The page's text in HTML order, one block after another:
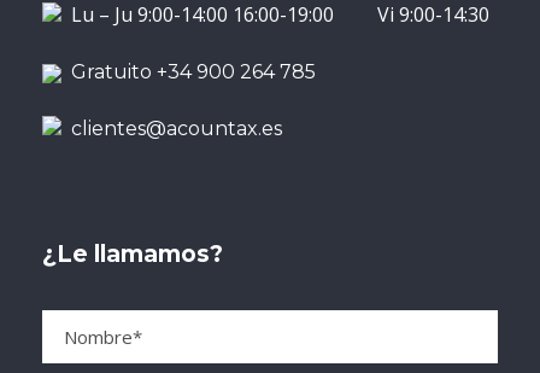
Lu – Ju 9:00-14:00 16:00-19:00 Vi 9:00-14:30
Gratuito +34 900 264 785
clientes@acountax.es
¿Le llamamos?